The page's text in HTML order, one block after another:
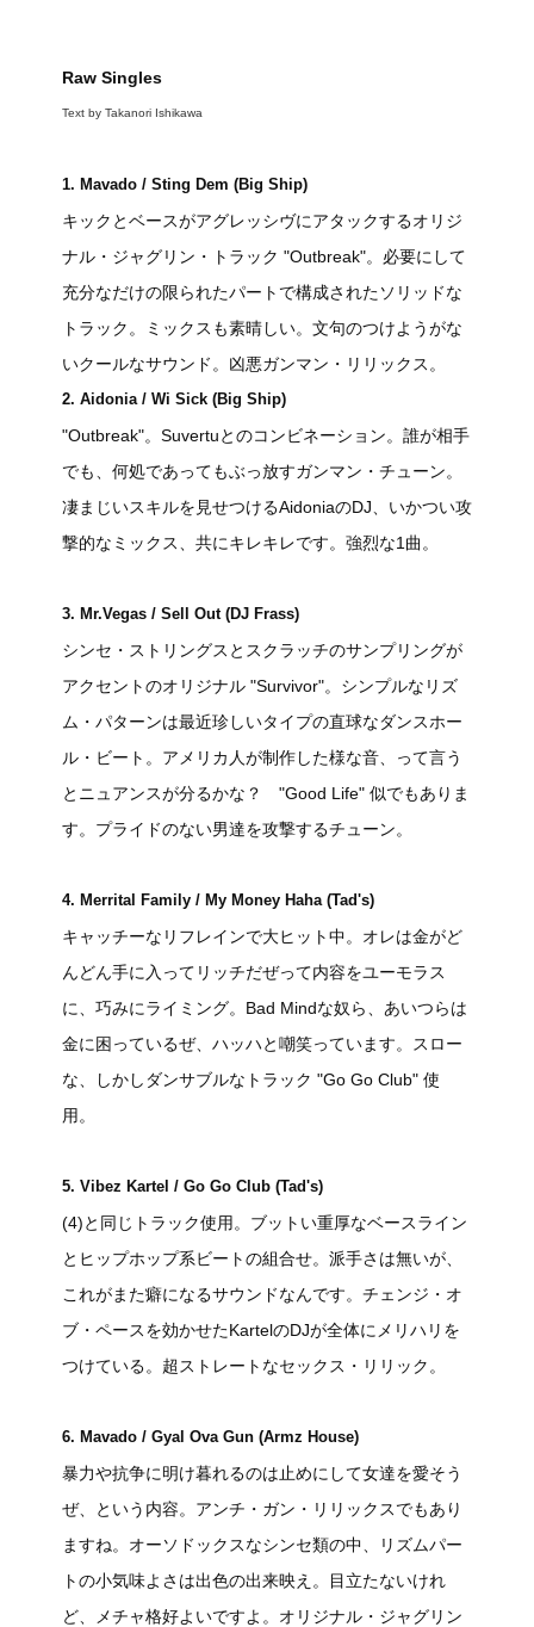
Raw Singles
Text by Takanori Ishikawa
1. Mavado / Sting Dem (Big Ship)
キックとベースがアグレッシヴにアタックするオリジ
ナル・ジャグリン・トラック "Outbreak"。必要にして
充分なだけの限られたパートで構成されたソリッドな
トラック。ミックスも素晴しい。文句のつけようがな
いクールなサウンド。凶悪ガンマン・リリックス。
2. Aidonia / Wi Sick (Big Ship)
"Outbreak"。Suvertuとのコンビネーション。誰が相手
でも、何処であってもぶっ放すガンマン・チューン。
凄まじいスキルを見せつけるAidoniaのDJ、いかつい攻
撃的なミックス、共にキレキレです。強烈な1曲。
3. Mr.Vegas / Sell Out (DJ Frass)
シンセ・ストリングスとスクラッチのサンプリングが
アクセントのオリジナル "Survivor"。シンプルなリズ
ム・パターンは最近珍しいタイプの直球なダンスホー
ル・ビート。アメリカ人が制作した様な音、って言う
とニュアンスが分るかな？ "Good Life" 似でもありま
す。プライドのない男達を攻撃するチューン。
4. Merrital Family / My Money Haha (Tad's)
キャッチーなリフレインで大ヒット中。オレは金がど
んどん手に入ってリッチだぜって内容をユーモラス
に、巧みにライミング。Bad Mindな奴ら、あいつらは
金に困っているぜ、ハッハと嘲笑っています。スロー
な、しかしダンサブルなトラック "Go Go Club" 使
用。
5. Vibez Kartel / Go Go Club (Tad's)
(4)と同じトラック使用。ブットい重厚なベースライン
とヒップホップ系ビートの組合せ。派手さは無いが、
これがまた癖になるサウンドなんです。チェンジ・オ
ブ・ペースを効かせたKartelのDJが全体にメリハリを
つけている。超ストレートなセックス・リリック。
6. Mavado / Gyal Ova Gun (Armz House)
暴力や抗争に明け暮れるのは止めにして女達を愛そう
ぜ、という内容。アンチ・ガン・リリックスでもあり
ますね。オーソドックスなシンセ類の中、リズムパー
トの小気味よさは出色の出来映え。目立たないけれ
ど、メチャ格好よいですよ。オリジナル・ジャグリン